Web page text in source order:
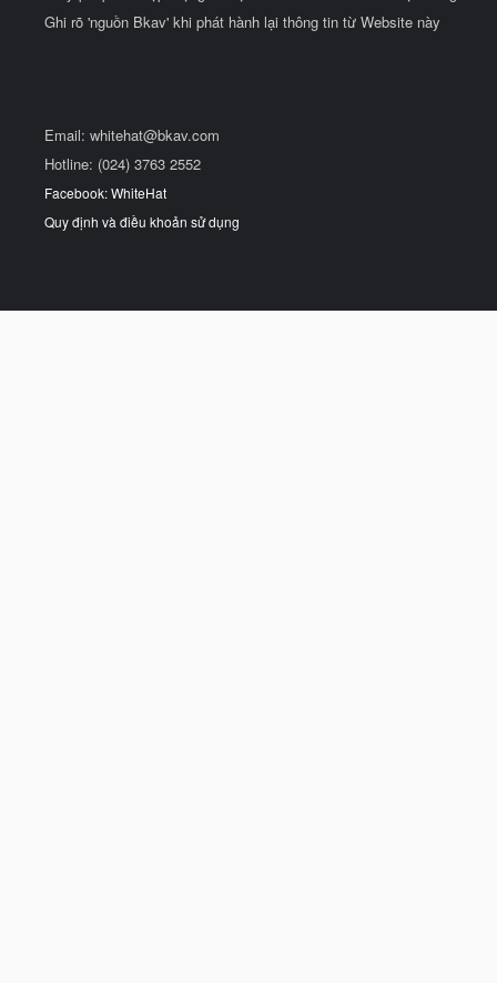
Ghi rõ 'nguồn Bkav' khi phát hành lại thông tin từ Website này
Email: whitehat@bkav.com
Hotline: (024) 3763 2552
Facebook: WhiteHat
Quy định và điều khoản sử dụng